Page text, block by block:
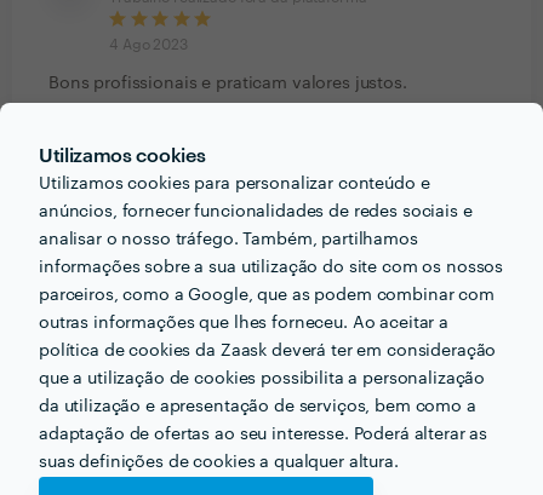
Utilizamos cookies
Utilizamos cookies para personalizar conteúdo e
anúncios, fornecer funcionalidades de redes sociais e
analisar o nosso tráfego. Também, partilhamos
informações sobre a sua utilização do site com os nossos
parceiros, como a Google, que as podem combinar com
outras informações que lhes forneceu. Ao aceitar a
política de cookies da Zaask deverá ter em consideração
que a utilização de cookies possibilita a personalização
da utilização e apresentação de serviços, bem como a
adaptação de ofertas ao seu interesse. Poderá alterar as
suas definições de cookies a qualquer altura.
4 Ago 2023
Bons profissionais e praticam valores justos.
Ver mais
PORTEFÓLIO